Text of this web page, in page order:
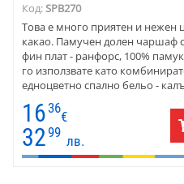
Код:SPB270
Това е много приятен и нежен
какао. Памучен долен чаршаф
фин плат - ранфорс, 100%
го използвате като
едноцветно спално бельо -
за завивки . Кафяво в различно
бежово, бяло, тъмно зелено и
Комбинацията с мляко с кафе
свежест в спалнята. Чаршафът
Снимката е илюстрация.
16 36
€
3299
лв.